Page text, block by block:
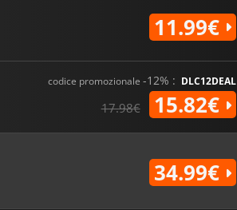
11.99€
codice promozionale -12% : DLC12DEAL
17.98€ 15.82€
34.99€